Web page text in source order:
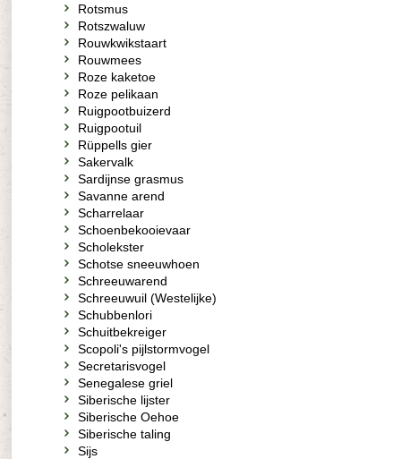
Rotsmus
Rotszwaluw
Rouwkwikstaart
Rouwmees
Roze kaketoe
Roze pelikaan
Ruigpootbuizerd
Ruigpootuil
Rüppells gier
Sakervalk
Sardijnse grasmus
Savanne arend
Scharrelaar
Schoenbekooievaar
Scholekster
Schotse sneeuwhoen
Schreeuwarend
Schreeuwuil (Westelijke)
Schubbenlori
Schuitbekreiger
Scopoli's pijlstormvogel
Secretarisvogel
Senegalese griel
Siberische lijster
Siberische Oehoe
Siberische taling
Sijs